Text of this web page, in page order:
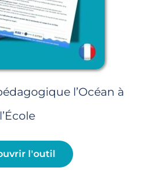
l’Océan à
l’École
l'outil